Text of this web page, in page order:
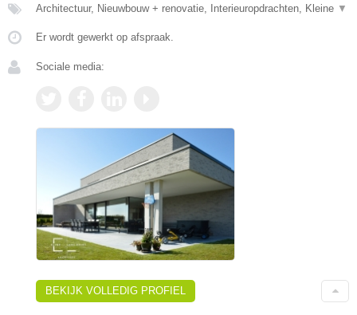
Architectuur, Nieuwbouw + renovatie, Interieuropdrachten, Kleine ▼
Er wordt gewerkt op afspraak.
Sociale media:
BEKIJK VOLLEDIG PROFIEL